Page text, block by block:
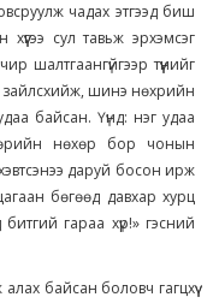
чадах этгээд биш
сул тавьж эрхэмсэг
түүнийг
зайлсхийж, шинэ нөхрийн
байсан. Үүнд: нэг удаа
нөхөр бор чонын
даруй босон ирж
бөгөөд давхар хурц
гараа хүр!» гэсний
байсан боловч гагцхүү